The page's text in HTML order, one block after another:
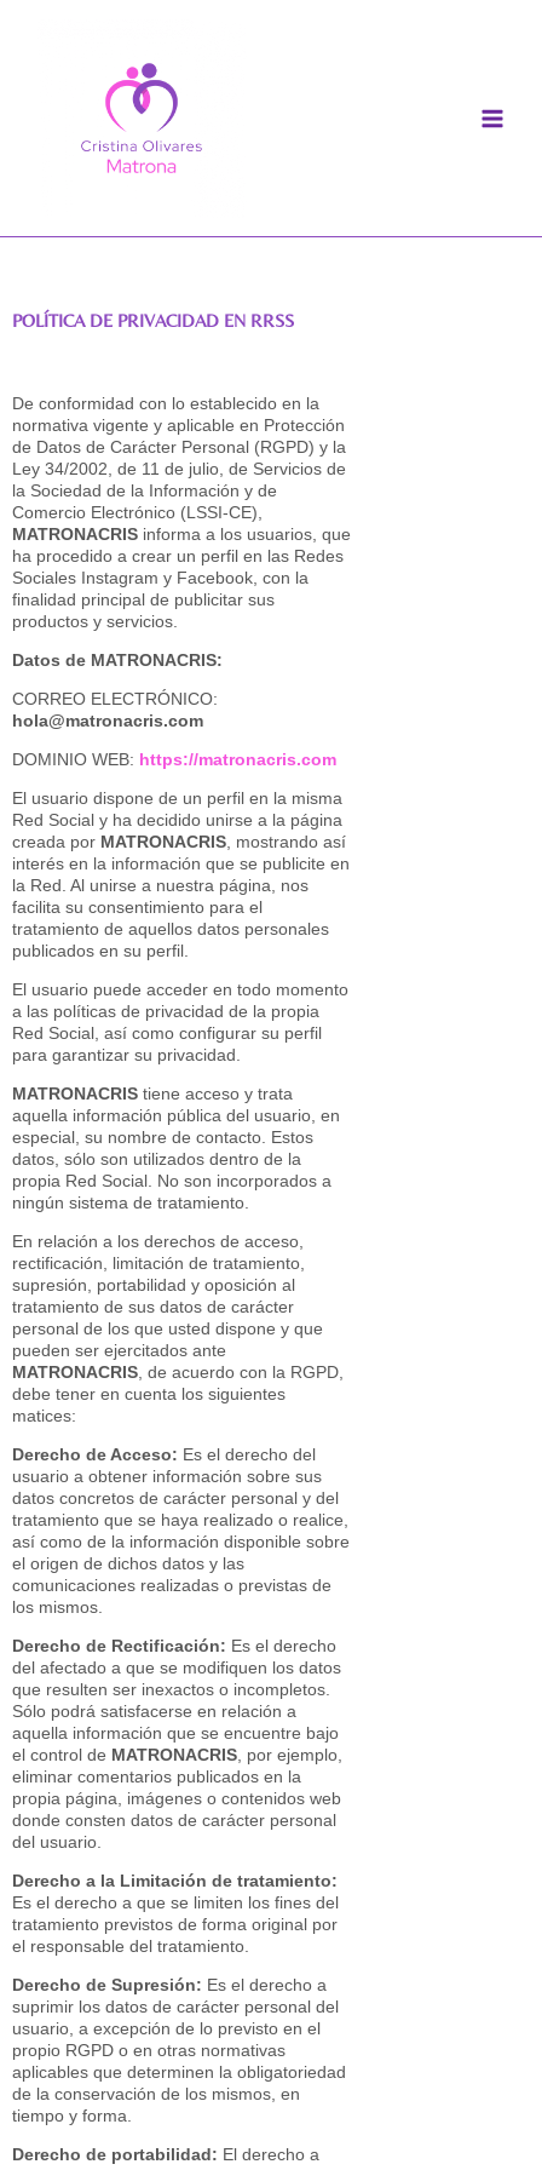
POLÍTICA DE PRIVACIDAD EN RRSS
De conformidad con lo establecido en la
normativa vigente y aplicable en Protección
de Datos de Carácter Personal (RGPD) y la
Ley 34/2002, de 11 de julio, de Servicios de
la Sociedad de la Información y de
Comercio Electrónico (LSSI-CE),
MATRONACRIS informa a los usuarios, que
ha procedido a crear un perfil en las Redes
Sociales Instagram y Facebook, con la
finalidad principal de publicitar sus
productos y servicios.
Datos de MATRONACRIS:
CORREO ELECTRÓNICO:
hola@matronacris.com
DOMINIO WEB: https://matronacris.com
El usuario dispone de un perfil en la misma
Red Social y ha decidido unirse a la página
creada por MATRONACRIS , mostrando así
interés en la información que se publicite en
la Red. Al unirse a nuestra página, nos
facilita su consentimiento para el
tratamiento de aquellos datos personales
publicados en su perfil.
El usuario puede acceder en todo momento
a las políticas de privacidad de la propia
Red Social, así como configurar su perfil
para garantizar su privacidad.
MATRONACRIS tiene acceso y trata
aquella información pública del usuario, en
especial, su nombre de contacto. Estos
datos, sólo son utilizados dentro de la
propia Red Social. No son incorporados a
ningún sistema de tratamiento.
En relación a los derechos de acceso,
rectificación, limitación de tratamiento,
supresión, portabilidad y oposición al
tratamiento de sus datos de carácter
personal de los que usted dispone y que
pueden ser ejercitados ante
MATRONACRIS , de acuerdo con la RGPD,
debe tener en cuenta los siguientes
matices:
Derecho de Acceso: Es el derecho del
usuario a obtener información sobre sus
datos concretos de carácter personal y del
tratamiento que se haya realizado o realice,
así como de la información disponible sobre
el origen de dichos datos y las
comunicaciones realizadas o previstas de
los mismos.
Derecho de Rectificación: Es el derecho
del afectado a que se modifiquen los datos
que resulten ser inexactos o incompletos.
Sólo podrá satisfacerse en relación a
aquella información que se encuentre bajo
el control de MATRONACRIS , por ejemplo,
eliminar comentarios publicados en la
propia página, imágenes o contenidos web
donde consten datos de carácter personal
del usuario.
Derecho a la Limitación de tratamiento:
Es el derecho a que se limiten los fines del
tratamiento previstos de forma original por
el responsable del tratamiento.
Derecho de Supresión: Es el derecho a
suprimir los datos de carácter personal del
usuario, a excepción de lo previsto en el
propio RGPD o en otras normativas
aplicables que determinen la obligatoriedad
de la conservación de los mismos, en
tiempo y forma.
Derecho de portabilidad: El derecho a